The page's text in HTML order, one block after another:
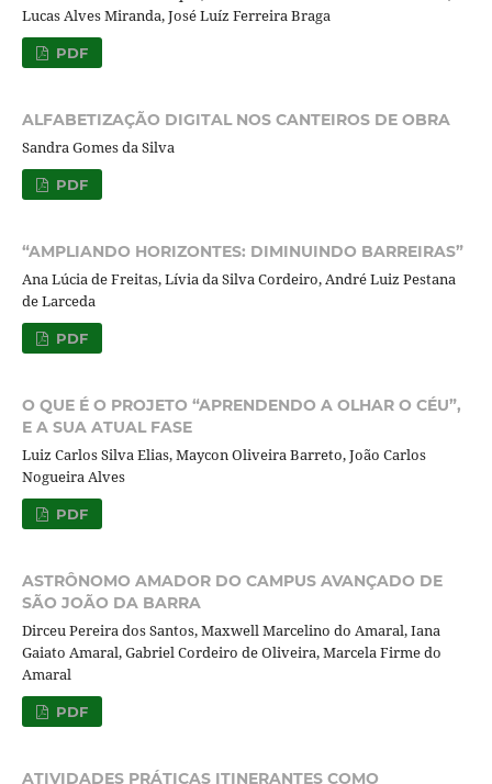
Lucas Alves Miranda, José Luíz Ferreira Braga
PDF
ALFABETIZAÇÃO DIGITAL NOS CANTEIROS DE OBRA
Sandra Gomes da Silva
PDF
“AMPLIANDO HORIZONTES: DIMINUINDO BARREIRAS”
Ana Lúcia de Freitas, Lívia da Silva Cordeiro, André Luiz Pestana
de Larceda
PDF
O QUE É O PROJETO “APRENDENDO A OLHAR O CÉU”,
E A SUA ATUAL FASE
Luiz Carlos Silva Elias, Maycon Oliveira Barreto, João Carlos
Nogueira Alves
PDF
ASTRÔNOMO AMADOR DO CAMPUS AVANÇADO DE
SÃO JOÃO DA BARRA
Dirceu Pereira dos Santos, Maxwell Marcelino do Amaral, Iana
Gaiato Amaral, Gabriel Cordeiro de Oliveira, Marcela Firme do
Amaral
PDF
ATIVIDADES PRÁTICAS ITINERANTES COMO